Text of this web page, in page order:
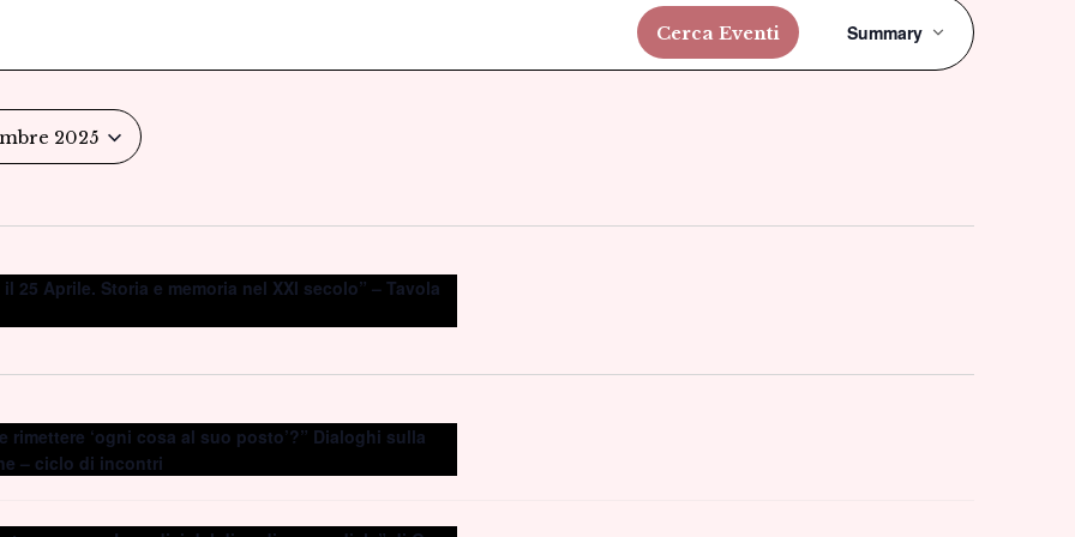
Cerca Eventi
Evento
Viste
Summary
2025
25 Aprile. Storia e memoria nel XXI secolo” – Tavola
rimettere ‘ogni cosa al suo posto’?” Dialoghi sulla
– ciclo di incontri